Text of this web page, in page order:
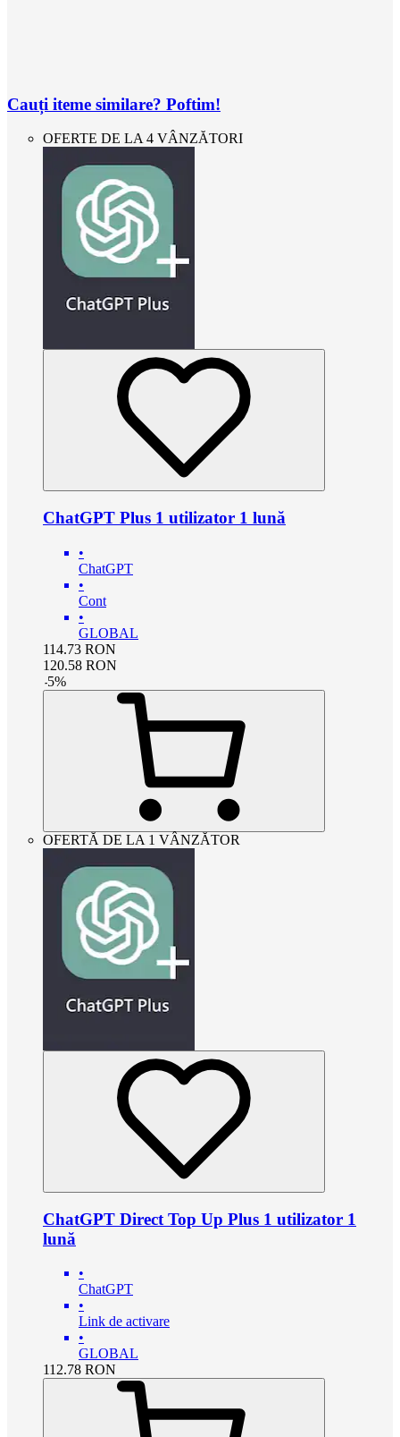
Cauți iteme similare? Poftim!
OFERTE DE LA 4 VÂNZĂTORI
ChatGPT Plus 1 utilizator 1 lună
•
ChatGPT
•
Cont
•
GLOBAL
114.73 RON
120.58 RON
-5%
OFERTĂ DE LA 1 VÂNZĂTOR
ChatGPT Direct Top Up Plus 1 utilizator 1
lună
•
ChatGPT
•
Link de activare
•
GLOBAL
112.78 RON